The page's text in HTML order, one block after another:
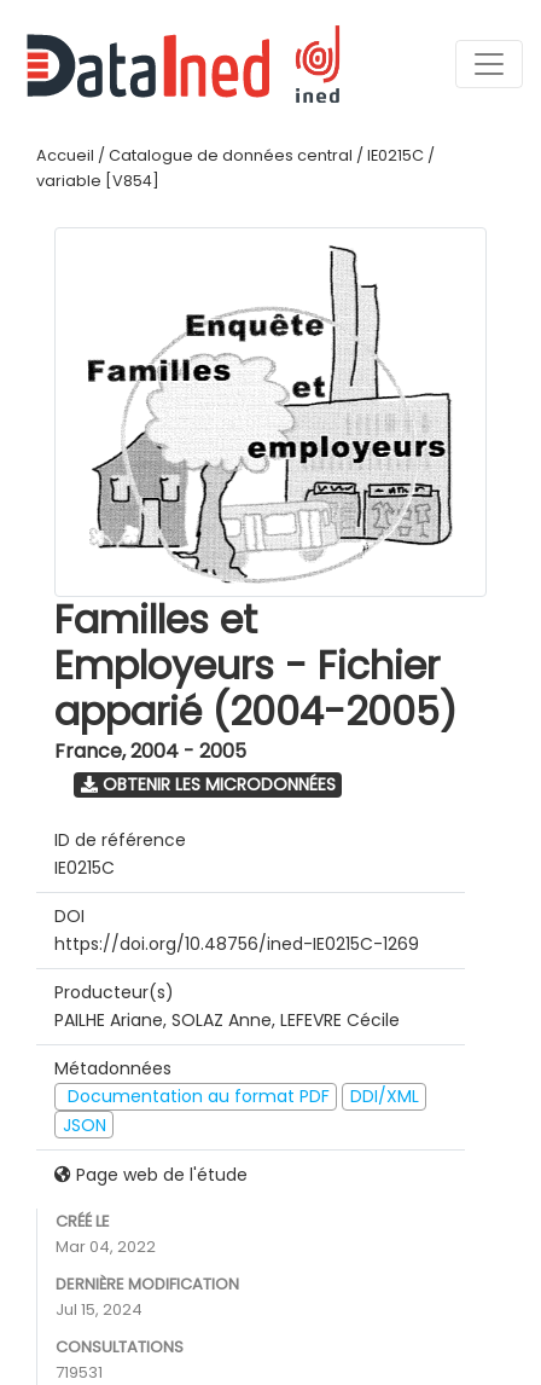
Accueil / Catalogue de données central / IE0215C /
variable [V854]
Familles et
Employeurs - Fichier
apparié (2004-2005)
France,2004 - 2005
OBTENIR LES MICRODONNÉES
ID de référence
IE0215C
DOI
https://doi.org/10.48756/ined-IE0215C-1269
Producteur(s)
PAILHE Ariane, SOLAZ Anne, LEFEVRE Cécile
Métadonnées
Documentation au format PDF
DDI/XML
JSON
Page web de l'étude
CRÉÉ LE
Mar 04, 2022
DERNIÈRE MODIFICATION
Jul 15, 2024
CONSULTATIONS
719531